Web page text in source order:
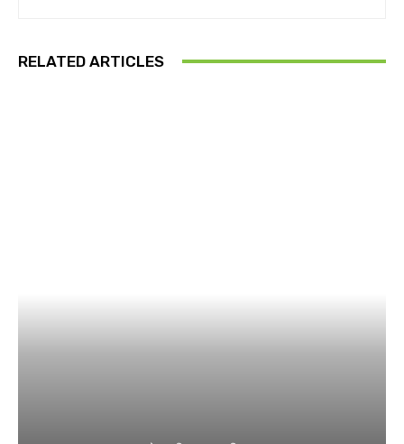
RELATED ARTICLES